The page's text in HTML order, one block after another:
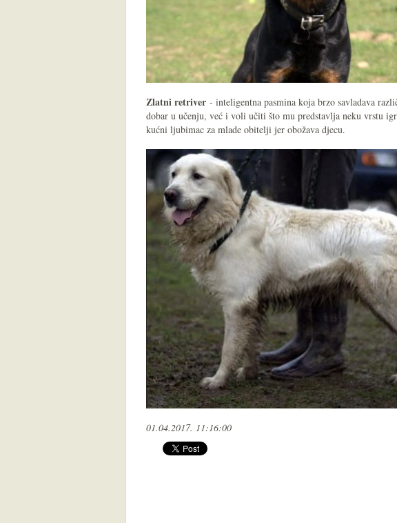
Zlatni retriver - inteligentna pasmina koja brzo savladava
dobar u učenju, već i voli učiti što mu predstavlja neku vrstu
kućni ljubimac za mlade obitelji jer obožava djecu.
01.04.2017. 11:16:00